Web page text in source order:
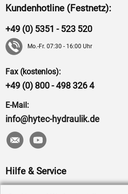
Kundenhotline (Festnetz):
+49 (0) 5351 - 523 520
Mo.-Fr. 07:30 - 16:00 Uhr
Fax (kostenlos):
+49 (0) 800 - 498 326 4
E-Mail:
info@hytec-hydraulik.de
Hilfe & Service